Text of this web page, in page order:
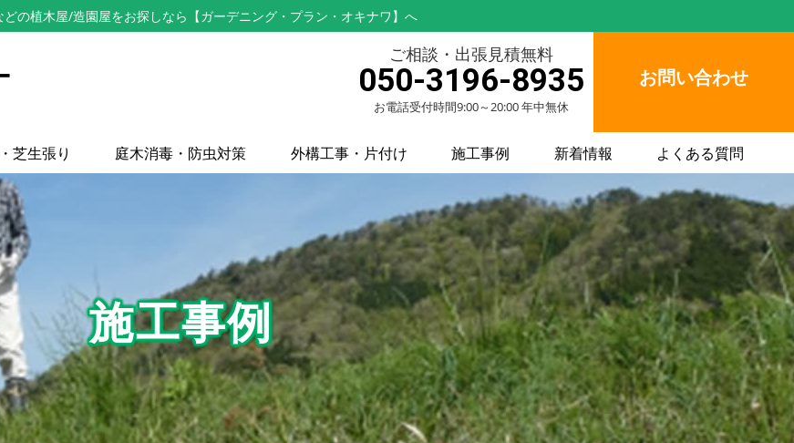
の植木屋/造園屋をお探しなら【ガーデニング・プラン・オキナワ】へ
ご相談・出張見積無料
050-3196-8935
お電話受付時間9:00～20:00 年中無休
お問い合わせ
芝生張り 庭木消毒・防虫対策 外構工事・片付け 施工事例 新着情報 よくある質問
施工事例